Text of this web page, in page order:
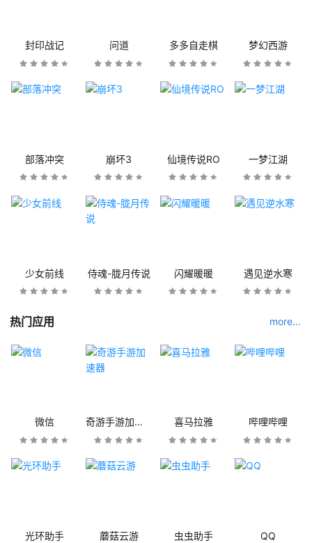
封印战记 问道 多多自走棋 梦幻西游
部落冲突 崩坏3 仙境传说RO 一梦江湖
少女前线 侍魂-胧月传说 闪耀暖暖 遇见逆水寒
热门应用 more...
微信 奇游手游加速器 喜马拉雅 哔哩哔哩
光环助手 蘑菇云游 虫虫助手 QQ